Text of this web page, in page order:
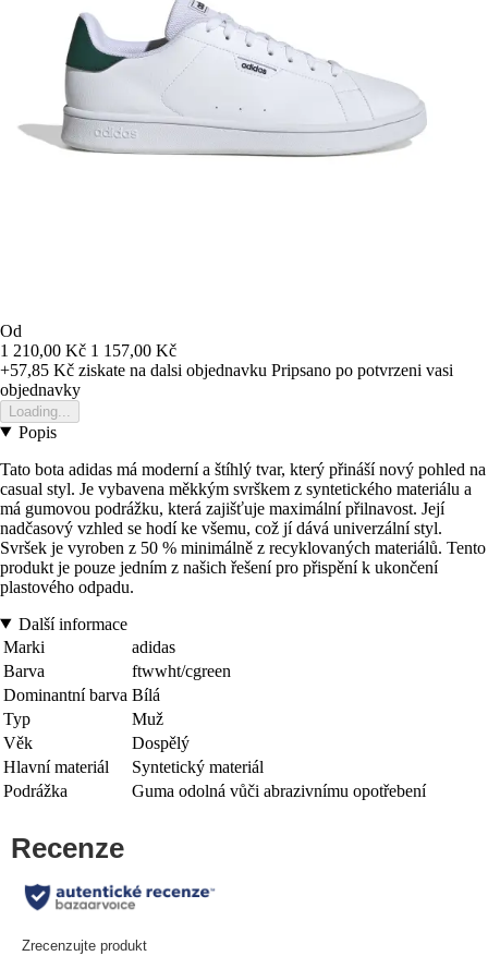
Od
1 210,00 Kč 1 157,00 Kč
+57,85 Kč ziskate na dalsi objednavku Pripsano po potvrzeni vasi
objednavky
Loading...
Popis
Tato bota adidas má moderní a štíhlý tvar, který přináší nový pohled na
casual styl. Je vybavena měkkým svrškem z syntetického materiálu a
má gumovou podrážku, která zajišťuje maximální přilnavost. Její
nadčasový vzhled se hodí ke všemu, což jí dává univerzální styl.
Svršek je vyroben z 50 % minimálně z recyklovaných materiálů. Tento
produkt je pouze jedním z našich řešení pro přispění k ukončení
plastového odpadu.
Další informace
Marki
adidas
Barva
ftwwht/cgreen
Dominantní barva Bílá
Typ
Muž
Věk
Dospělý
Hlavní materiál
Syntetický materiál
Podrážka
Guma odolná vůči abrazivnímu opotřebení